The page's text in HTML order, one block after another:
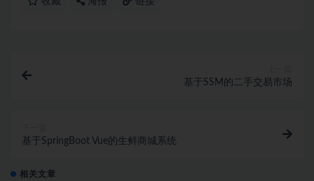
基于SSM的二手交易市场
基于SpringBoot Vue的生鲜商城系统
相关文章